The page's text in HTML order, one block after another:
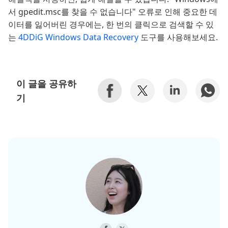
서 gpedit.msc를 찾을 수 없습니다" 오류로 인해 중요한 데
이터를 잃어버린 경우에는, 한 번의 클릭으로 검색할 수 있
는 4DDiG Windows Data Recovery 도구를 사용해보세요.
이 글을 공유하
기